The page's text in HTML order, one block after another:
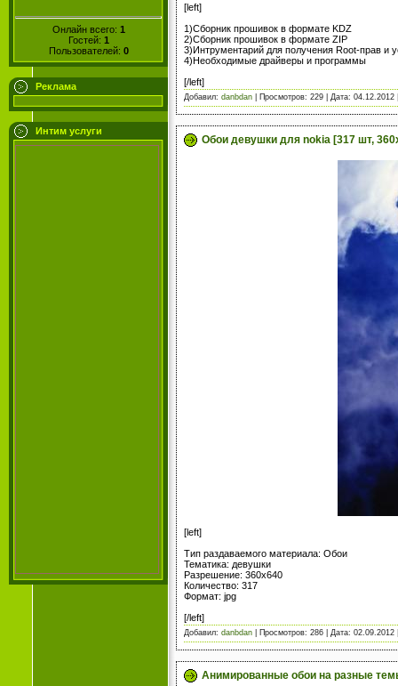
Онлайн всего: 1
Гостей: 1
Пользователей: 0
Реклама
Интим услуги
[left]
1)Сборник прошивок в формате KDZ
2)Сборник прошивок в формате ZIP
3)Интрументарий для получения Root-прав и
4)Необходимые драйверы и программы
[/left]
Добавил: danbdan | Просмотров: 229 | Дата: 04.12.2012
Обои девушки для nokia [317 шт,
[left]
Тип раздаваемого материала: Обои
Тематика: девушки
Разрешение: 360x640
Количество: 317
Формат: jpg
[/left]
Добавил: danbdan | Просмотров: 286 | Дата: 02.09.2012
Анимированные обои на разные